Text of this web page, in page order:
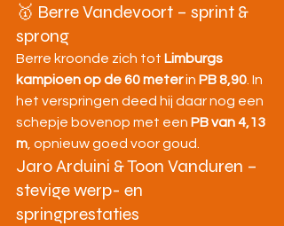
🥇 Berre Vandevoort – sprint &
sprong
Berre kroonde zich tot Limburgs
kampioen op de 60 meter in PB 8,90 . In
het verspringen deed hij daar nog een
schepje bovenop met een PB van 4,13
m , opnieuw goed voor goud.
Jaro Arduini & Toon Vanduren –
stevige werp- en
springprestaties